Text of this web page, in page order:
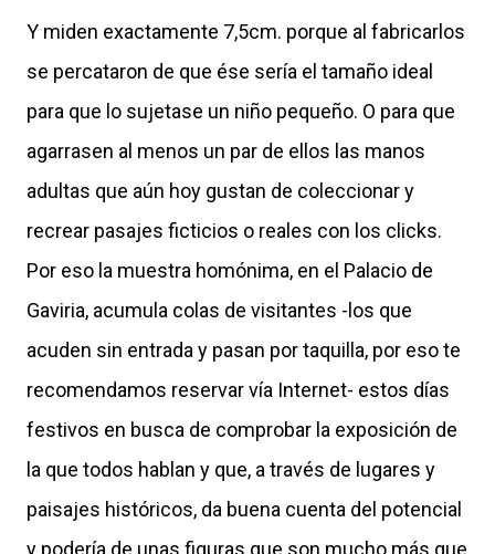
Y miden exactamente 7,5cm. porque al fabricarlos
se percataron de que ése sería el tamaño ideal
para que lo sujetase un niño pequeño. O para que
agarrasen al menos un par de ellos las manos
adultas que aún hoy gustan de coleccionar y
recrear pasajes ficticios o reales con los clicks.
Por eso la muestra homónima, en el Palacio de
Gaviria, acumula colas de visitantes -los que
acuden sin entrada y pasan por taquilla, por eso te
recomendamos reservar vía Internet- estos días
festivos en busca de comprobar la exposición de
la que todos hablan y que, a través de lugares y
paisajes históricos, da buena cuenta del potencial
y podería de unas figuras que son mucho más que